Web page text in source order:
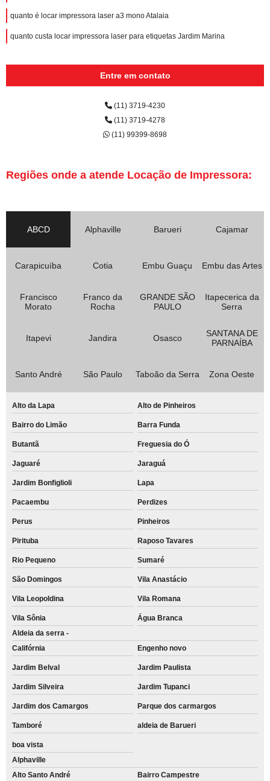
quanto é locar impressora laser a3 mono Atalaia
quanto custa locar impressora laser para etiquetas Jardim Marina
Entre em contato
(11) 3719-4230
(11) 3719-4278
(11) 99399-8698
Regiões onde a atende Locação de Impressora:
ABCD Alphaville Barueri Cajamar
Carapicuíba Cotia Embu Guaçu Embu das Artes
Francisco
Morato
Franco da
Rocha
GRANDE SÃO
PAULO
Itapecerica da
Serra
Itapevi Jandira Osasco
SANTANA DE
PARNAÍBA
Santo André São Paulo Taboão da Serra Zona Oeste
Alto da Lapa Alto de Pinheiros
Bairro do Limão Barra Funda
Butantã Freguesia do Ó
Jaguaré Jaraguá
Jardim Bonfiglioli Lapa
Pacaembu Perdizes
Perus Pinheiros
Pirituba Raposo Tavares
Rio Pequeno Sumaré
São Domingos Vila Anastácio
Vila Leopoldina Vila Romana
Vila Sônia
Água Branca
Aldeia da serra -
Califórnia
Engenho novo
Jardim Belval Jardim Paulista
Jardim Silveira Jardim Tupanci
Jardim dos Camargos Parque dos carmargos
Tamboré aldeia de Barueri
boa vista
Alphaville
Alto Santo André
Bairro Campestre